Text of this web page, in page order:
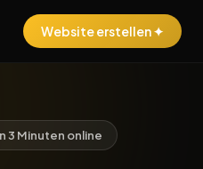
Website erstellen ✦
3 Minuten online